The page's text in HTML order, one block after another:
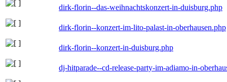
dirk-florin--das-weihnachtskonzert-in-duisburg.php
dirk-florin--konzert-im-lito-palast-in-oberhausen.php
dirk-florin--konzert-in-duisburg.php
dj-hitparade--cd-release-party-im-adiamo-in-